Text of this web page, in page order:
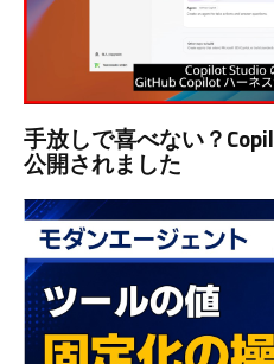
手放しで喜べない？
公開されました